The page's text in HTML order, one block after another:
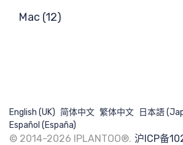
Mac (12)
English (UK) 简体中文 繁体中文
日本語
Español (España)
© 2014-2026 IPLANTOO®. 沪ICP备